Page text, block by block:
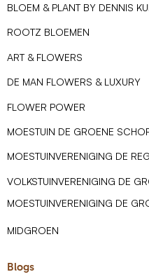
BLOEM & PLANT BY DENNIS
ROOTZ BLOEMEN
ART & FLOWERS
DE MAN FLOWERS & LUXURY
FLOWER POWER
MOESTUIN DE GROENE
MOESTUINVERENIGING DE
VOLKSTUINVERENIGING DE
MOESTUINVERENIGING DE
MIDGROEN
Blogs